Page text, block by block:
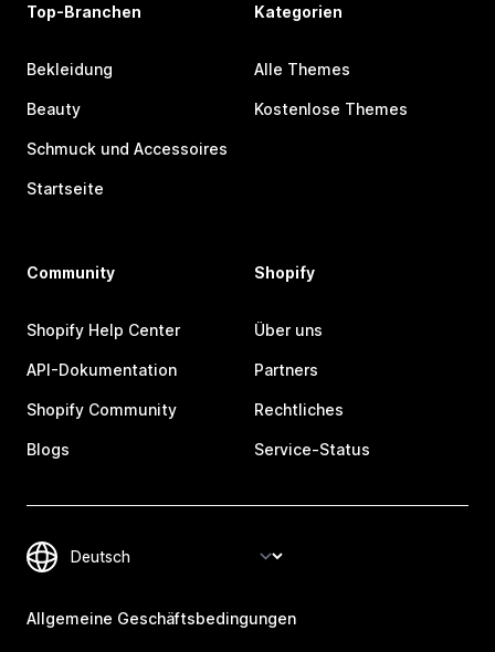
Top-Branchen
Bekleidung
Beauty
Schmuck und Accessoires
Startseite
Kategorien
Alle Themes
Kostenlose Themes
Community
Shopify Help Center
API-Dokumentation
Shopify Community
Blogs
Shopify
Über uns
Partners
Rechtliches
Service-Status
Allgemeine Geschäftsbedingungen